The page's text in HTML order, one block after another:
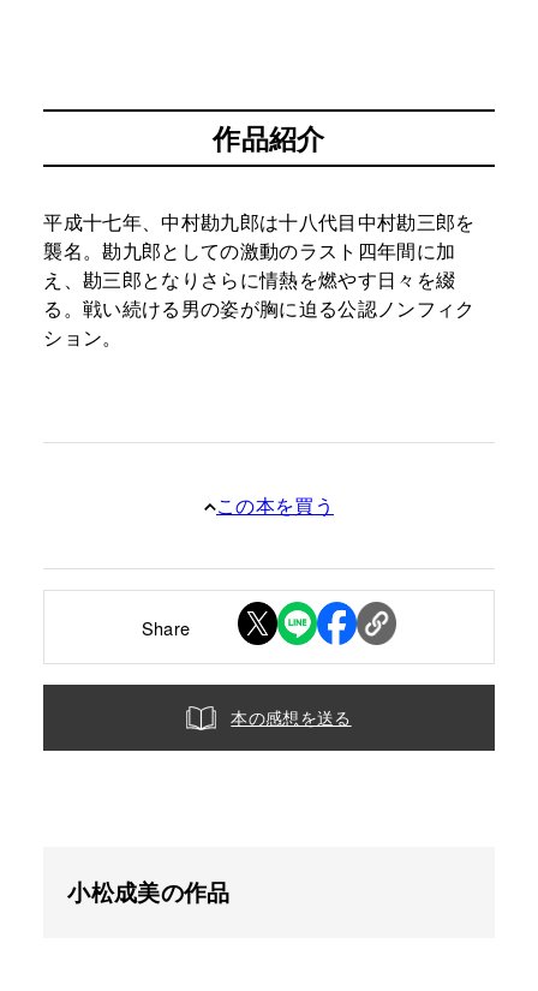
作品紹介
平成十七年、中村勘九郎は十八代目中村勘三郎を
襲名。勘九郎としての激動のラスト四年間に加
え、勘三郎となりさらに情熱を燃やす日々を綴
る。戦い続ける男の姿が胸に迫る公認ノンフィク
ション。
この本を買う
Share
本の感想を送る
小松成美の作品